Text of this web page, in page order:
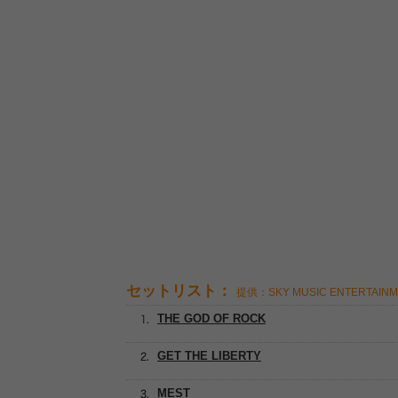
セットリスト： 提供：SKY MUSIC
MEST
THE GOD OF ROCK
GET THE LIBERTY